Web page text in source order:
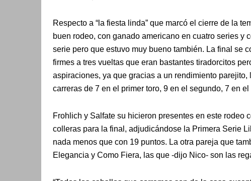
Respecto a “la fiesta linda” que marcó el cierre de la
buen rodeo, con ganado americano en cuatro series y
serie pero que estuvo muy bueno también. La final se
firmes a tres vueltas que eran bastantes tiradorcitos
aspiraciones, ya que gracias a un rendimiento parejito,
carreras de 7 en el primer toro, 9 en el segundo, 7 en
Frohlich y Salfate su hicieron presentes en este rodeo
colleras para la final, adjudicándose la Primera Serie
nada menos que con 19 puntos. La otra pareja que
Elegancia y Como Fiera, las que -dijo Nico- son las